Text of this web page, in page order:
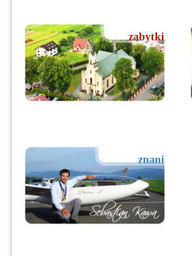
zabytki
znani